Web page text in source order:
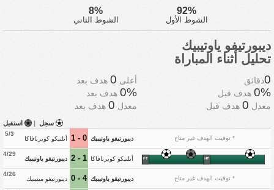
92%
الشوط الأول
8%
الشوط الثاني
ديبورتيفو ياوتيبيك
تحليل أثناء المباراة
0دقائق أعلى 0 هدف بعد
0% هدف قبل 0% هدف بعد
معدل 0 هدف قبل معدل 0 هدف بعد
سجل | استقبل
5/3
أتلتيكو كويرنافاكا 0 - 1 ديبورتيفو ياوتيبيك * توقيت الهدف غير متاح
4/29
ديبورتيفو ياوتيبيك 1 - 2 أتلتيكو كويرنافاكا HT
FT
4/26
ديبورتيفو ميتيبيك 4 - 0 ديبورتيفو ياوتيبيك * توقيت الهدف غير متاح